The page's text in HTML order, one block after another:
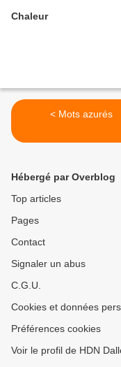
Chaleur
< Mots azurés
Hébergé par Overblog
Top articles
Pages
Contact
Signaler un abus
C.G.U.
Cookies et données
Préférences cookies
Voir le profil de HDN